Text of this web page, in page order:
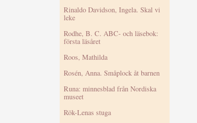
Rinaldo Davidson, Ingela. Skal vi
leke
Rodhe, B. C. ABC- och läsebok:
första läsåret
Roos, Mathilda
Rosén, Anna. Småplock åt barnen
Runa: minnesblad från Nordiska
museet
Rök-Lenas stuga